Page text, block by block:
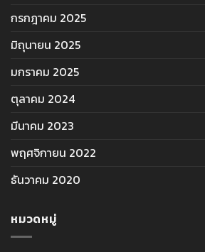
กรกฎาคม 2025
มิถุนายน 2025
มกราคม 2025
ตุลาคม 2024
มีนาคม 2023
พฤศจิกายน 2022
ธันวาคม 2020
หมวดหมู่